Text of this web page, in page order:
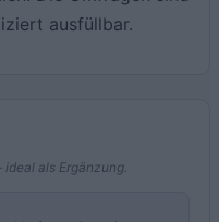
ausfüllbar.
als Ergänzung.